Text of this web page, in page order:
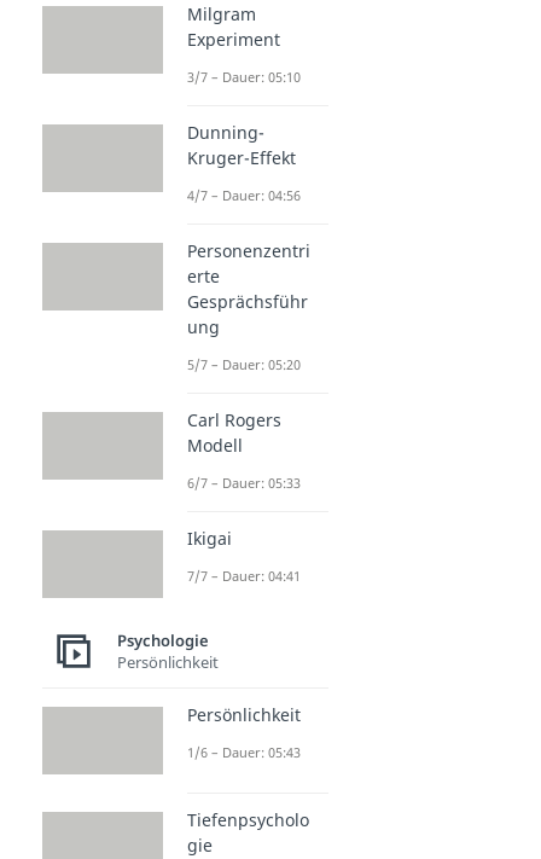
Milgram
Experiment
3/7 – Dauer: 05:10
Dunning-
Kruger-Effekt
4/7 – Dauer: 04:56
Personenzentri
erte
Gesprächsführ
ung
5/7 – Dauer: 05:20
Carl Rogers
Modell
6/7 – Dauer: 05:33
Ikigai
7/7 – Dauer: 04:41
Psychologie
Persönlichkeit
Persönlichkeit
1/6 – Dauer: 05:43
Tiefenpsycholo
gie